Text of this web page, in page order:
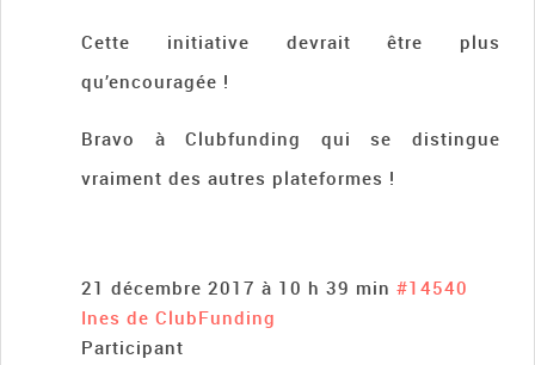
Cette initiative devrait être plus
qu’encouragée !
Bravo à Clubfunding qui se distingue
vraiment des autres plateformes !
21 décembre 2017 à 10 h 39 min #14540
Ines de ClubFunding
Participant